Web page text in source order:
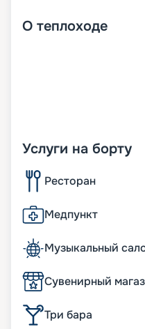
О теплоходе
Услуги на борту
Ресторан
Медпункт
Музыкальный
Сувенирный
Три бара